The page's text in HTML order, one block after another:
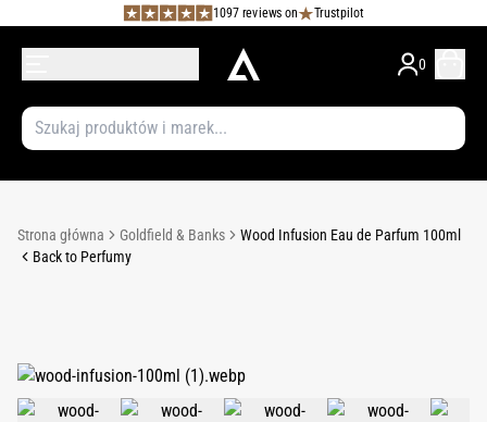
1097 reviews on Trustpilot
0
Strona główna Goldfield & Banks
Wood Infusion Eau de Parfum 100ml
Back to Perfumy